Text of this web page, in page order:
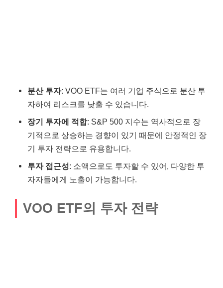
분산 투자: VOO ETF는 여러 기업 주식으로 분산 투
자하여 리스크를 낮출 수 있습니다.
장기 투자에 적합: S&P 500 지수는 역사적으로 장
기적으로 상승하는 경향이 있기 때문에 안정적인 장
기 투자 전략으로 유용합니다.
투자 접근성: 소액으로도 투자할 수 있어, 다양한 투
자자들에게 노출이 가능합니다.
VOO ETF의 투자 전략